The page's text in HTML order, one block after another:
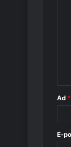
Ad *
E-